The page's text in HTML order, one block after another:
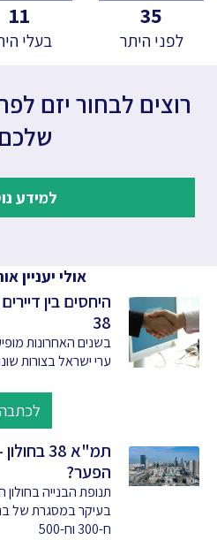
35
לפני היתר
11
בעלי
למידע
אולי יעניין
היחסים בין
38
בשנים האחרונות
ערי ישראל בצורות
לכתבה
תמ"א 38
הפער?
תנופת הבנייה
בעיקר במסגרת של
ח-300 וח-500